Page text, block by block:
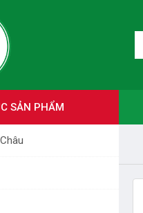
SẢN PHẨM
Bài viết